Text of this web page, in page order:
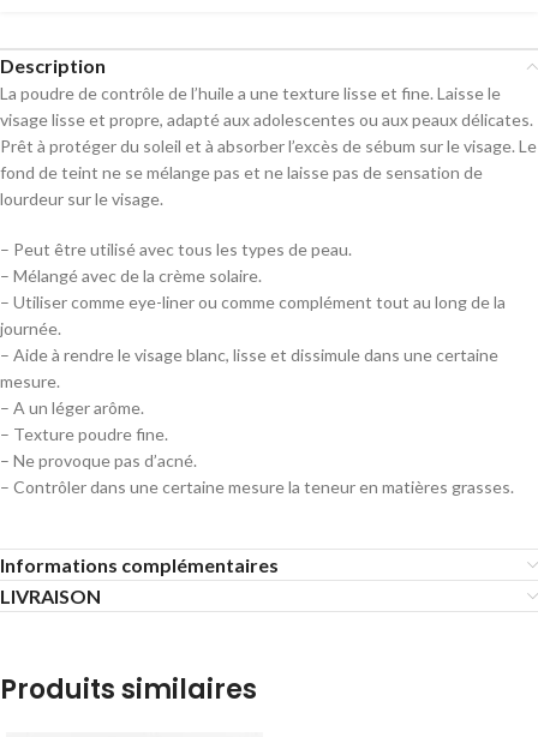
Description
La poudre de contrôle de l’huile a une texture lisse et fine. Laisse le
visage lisse et propre, adapté aux adolescentes ou aux peaux délicates.
Prêt à protéger du soleil et à absorber l’excès de sébum sur le visage. Le
fond de teint ne se mélange pas et ne laisse pas de sensation de
lourdeur sur le visage.
– Peut être utilisé avec tous les types de peau.
– Mélangé avec de la crème solaire.
– Utiliser comme eye-liner ou comme complément tout au long de la
journée.
– Aide à rendre le visage blanc, lisse et dissimule dans une certaine
mesure.
– A un léger arôme.
– Texture poudre fine.
– Ne provoque pas d’acné.
– Contrôler dans une certaine mesure la teneur en matières grasses.
Informations complémentaires
LIVRAISON
Produits similaires